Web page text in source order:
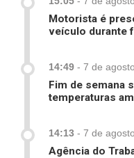
Motorista é
veículo durante
14:49 - 7 de
Fim de semana
temperaturas
14:13 - 7 de
Agência do